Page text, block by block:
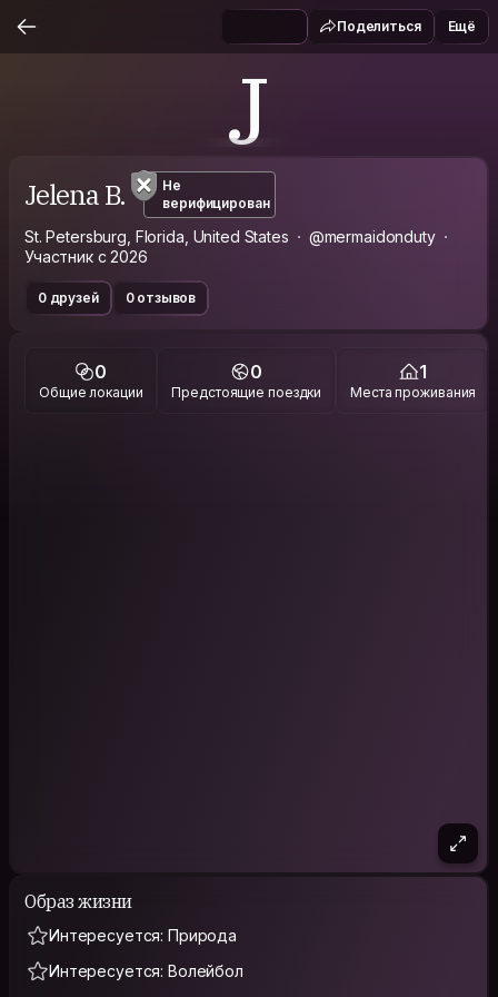
Поделиться Ещё
J
Jelena B.
Не
верифицирован
St. Petersburg, Florida, United States
@mermaidonduty
Участник с 2026
0 друзей 0 отзывов
0
Общие локации
0
Предстоящие поездки
1
Места проживания
Образ жизни
Интересуется: Природа
Интересуется: Волейбол